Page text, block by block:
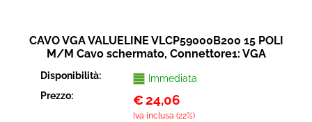
CAVO VGA VALUELINE VLCP59000B200 15 POLI
M/M Cavo schermato, Connettore1: VGA
Disponibilità:
Immediata
Prezzo:
€24,06
Iva inclusa (22%)